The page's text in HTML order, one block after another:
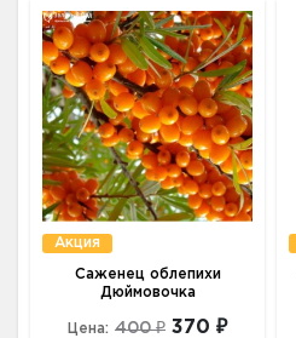
Акция
Саженец облепихи
Дюймовочка
Цена: 400 ₽ 370 ₽